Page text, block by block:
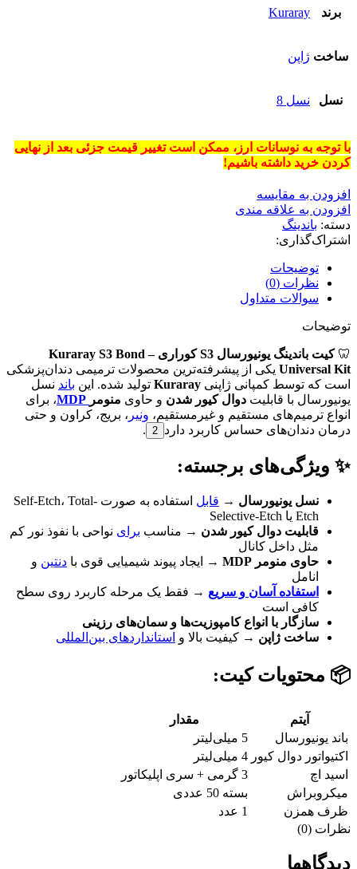
برند Kuraray
ساخت ژاپن
نسل نسل 8
با توجه به نوسانات ارز ، ممکن استتغییر قیمت جزئی بعد از نهایی
کردن خرید داشته باشیم!
افزودن به مقایسه
افزودن به علاقه مندی
دسته: باندینگ
اشتراک‌گذاری:
توضیحات
نظرات (0)
سوالات متداول
توضیحات
🦷
کیت باندینگ یونیورسال S3 کوراری – Kuraray S3 Bond
Universal Kit یکی از پیشرفته‌ترین محصولات ترمیمی دندان‌پزشکی
است که توسط کمپانی ژاپنی Kuraray تولید شده. این باند نسل
یونیورسال با قابلیت دوال کیور شدن و حاوی منومر
، برای
انواع ترمیم‌های مستقیم و غیرمستقیم، ونیر ، بریج، کراون و حتی
درمان دندان‌های حساس کاربرد دارد 2
.
✨ ویژگی‌های برجسته:
نسل یونیورسال → قابل
استفاده به صورت Self-Etch، Total-
Etch یا Selective-Etch
قابلیت دوال کیور شدن → مناسب برای نواحی با نفوذ نور کم
مثل داخل کانال
حاوی منومر MDP
→ ایجاد پیوند شیمیایی قوی با دنتین و
انامل
استفاده آسان و سریع → فقط یک مرحله کاربرد روی سطح
کافی است
سازگار با انواع کامپوزیت‌ها و سمان‌های رزینی
ساخت ژاپن → کیفیت بالا و استانداردهای بین‌المللی
📦 محتویات کیت:
آیتم
مقدار
باند یونیورسال
5 میلی‌لیتر
اکتیواتور دوال کیور 4 میلی‌لیتر
اسید اچ
3 گرمی + سری اپلیکاتور
میکروبراش
بسته 50 عددی
ظرف همزن
1 عدد
نظرات (0)
دیدگاهها